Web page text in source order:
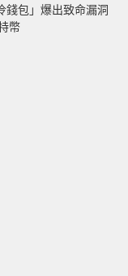
錢包」爆出致命漏洞
幣